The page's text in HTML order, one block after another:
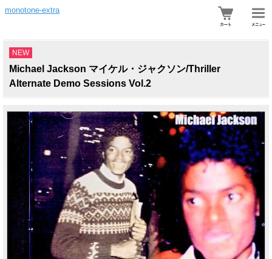
monotone-extra
NEW
Michael Jackson マイケル・ジャクソン/Thriller
Alternate Demo Sessions Vol.2